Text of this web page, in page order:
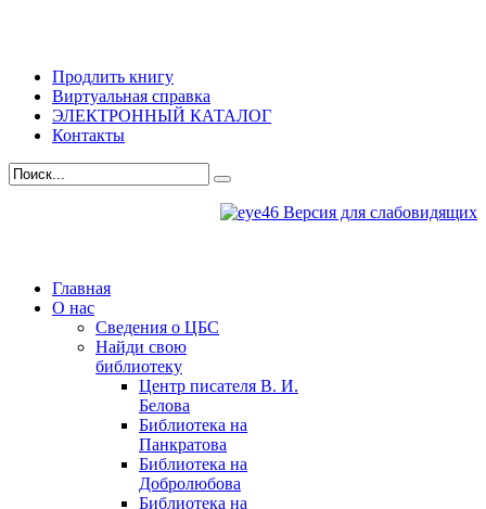
Продлить книгу
Виртуальная справка
ЭЛЕКТРОННЫЙ КАТАЛОГ
Контакты
Версия для слабовидящих
Главная
О нас
Сведения о ЦБС
Найди свою
библиотеку
Центр писателя В. И.
Белова
Библиотека на
Панкратова
Библиотека на
Добролюбова
Библиотека на